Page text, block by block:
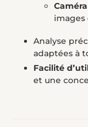
images
Analyse
adaptées à
Facilité
et une